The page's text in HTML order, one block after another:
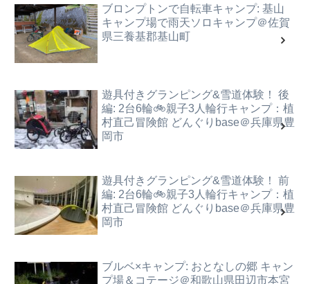
ブロンプトンで自転車キャンプ: 基山
キャンプ場で雨天ソロキャンプ＠佐賀
県三養基郡基山町
遊具付きグランピング&雪道体験！ 後
編: 2台6輪🚲親子3人輪行キャンプ：植
村直己冒険館 どんぐりbase＠兵庫県豊
岡市
遊具付きグランピング&雪道体験！ 前
編: 2台6輪🚲親子3人輪行キャンプ：植
村直己冒険館 どんぐりbase＠兵庫県豊
岡市
ブルベ×キャンプ: おとなしの郷 キャン
プ場＆コテージ＠和歌山県田辺市本宮